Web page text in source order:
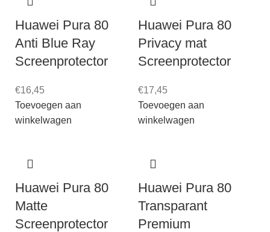
Huawei Pura 80
Anti Blue Ray
Screenprotector
€16,45
Toevoegen aan
winkelwagen
Huawei Pura 80
Privacy mat
Screenprotector
€17,45
Toevoegen aan
winkelwagen
Huawei Pura 80
Matte
Screenprotector
Huawei Pura 80
Transparant
Premium